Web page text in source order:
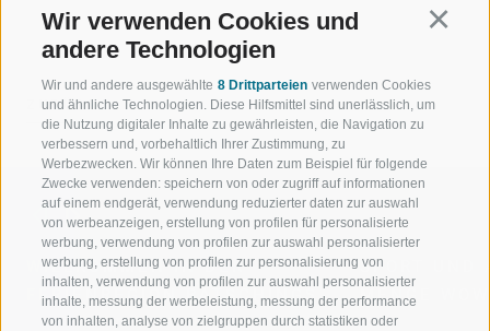
Wir verwenden Cookies und
andere Technologien
Wir und andere ausgewählte 8 Drittparteien verwenden Cookies
und ähnliche Technologien. Diese Hilfsmittel sind unerlässlich, um
die Nutzung digitaler Inhalte zu gewährleisten, die Navigation zu
verbessern und, vorbehaltlich Ihrer Zustimmung, zu
Werbezwecken. Wir können Ihre Daten zum Beispiel für folgende
Zwecke verwenden: speichern von oder zugriff auf informationen
auf einem endgerät, verwendung reduzierter daten zur auswahl
von werbeanzeigen, erstellung von profilen für personalisierte
werbung, verwendung von profilen zur auswahl personalisierter
werbung, erstellung von profilen zur personalisierung von
inhalten, verwendung von profilen zur auswahl personalisierter
inhalte, messung der werbeleistung, messung der performance
von inhalten, analyse von zielgruppen durch statistiken oder
ZURÜCK
WILLKOMMEN IN DER
FERIENREGION RATSCHINGS
SPORT UND
MENGE